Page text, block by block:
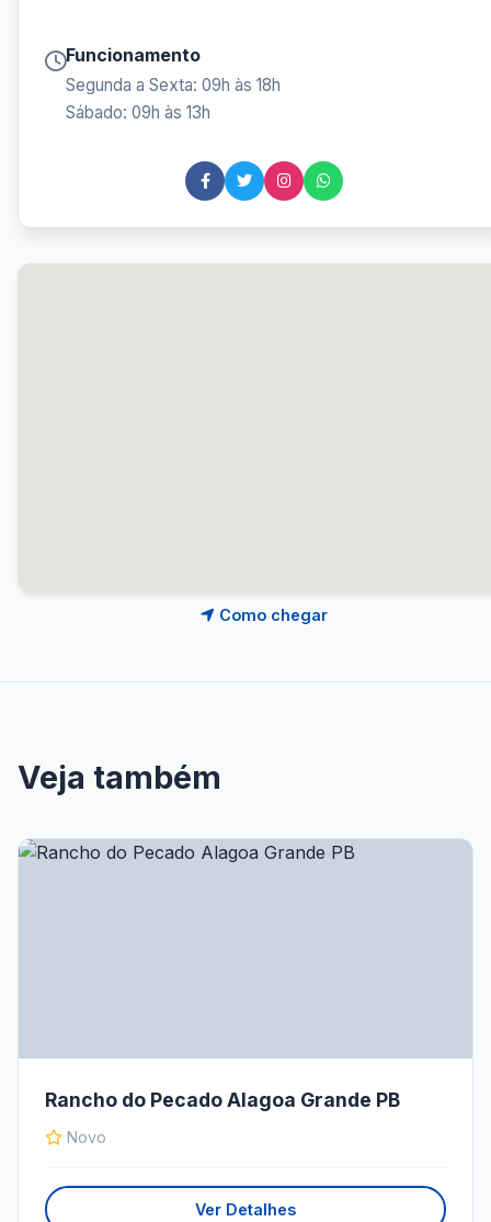
Funcionamento
Segunda a Sexta: 09h às 18h
Sábado: 09h às 13h
Como chegar
Veja também
Rancho do Pecado Alagoa Grande PB
Novo
Ver Detalhes